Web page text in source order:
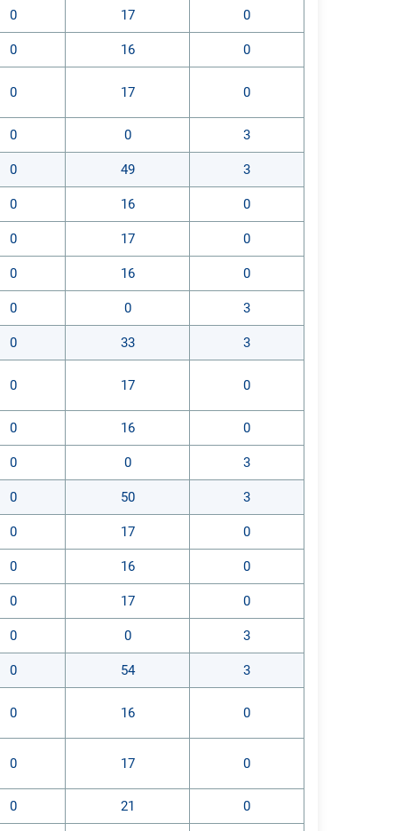
0 17 0
0 16 0
0 17 0
0 0 3
0 49 3
0 16 0
0 17 0
0 16 0
0 0 3
0 33 3
0 17 0
0 16 0
0 0 3
0 50 3
0 17 0
0 16 0
0 17 0
0 0 3
0 54 3
0 16 0
0 17 0
0 21 0